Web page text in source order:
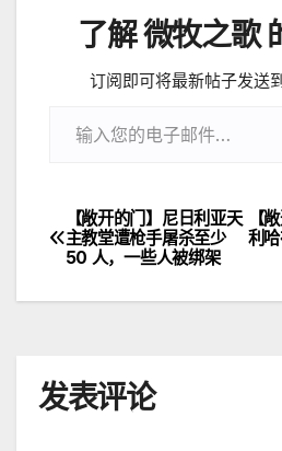
了解 微牧之歌
订阅即可将最新帖子发送
文
章
【
利
【敞开的门】尼日利亚天
主教堂遭枪手屠杀至少
50 人，一些人被绑架
发表评论